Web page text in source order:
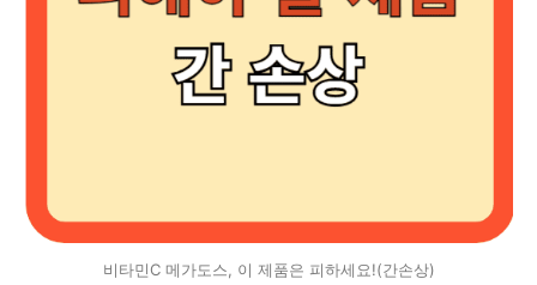
비타민C 메가도스, 이 제품은 피하세요!(간손상)